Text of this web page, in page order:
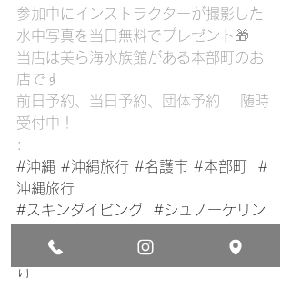
参加中にインストラクターが撮影した
水中写真を当日無料でプレゼント🎁
当店は美ら海水族館がある本部町のお
店です
前日予約、当日予約、団体予約　 随時
受付中！
:
#沖縄 #沖縄旅行 #名護市 #本部町
#
沖縄旅行
#スキンダイビング
#シュノーケリン
#ダイビング
#マリンスポーツ
#素潜
り